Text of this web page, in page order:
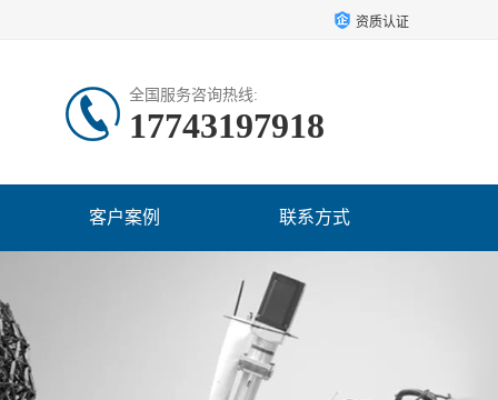
资质认证
全国服务咨询热线:
17743197918
客户案例 联系方式